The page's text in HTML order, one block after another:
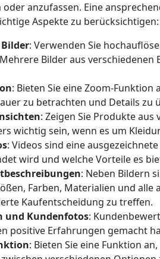
oder anzufassen. Eine
Aspekte zu berücksichtigen:
: Verwenden Sie
Bilder aus
: Bieten Sie eine Zoom-
zu betrachten und Details zu
: Zeigen Sie Produkte
wichtig sein, wenn es um
: Videos sind eine
wird und welche Vorteile es
: Neben Bildern
Farben, Materialien und
Kaufentscheidung zu treffen.
und Kundenfotos:
positive Erfahrungen gemacht
: Bieten Sie eine Funktion